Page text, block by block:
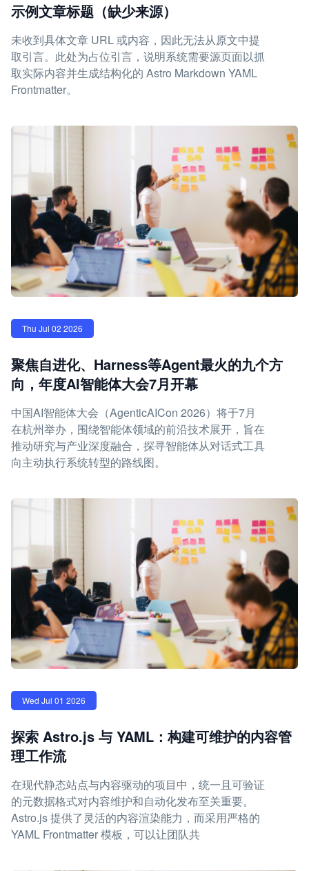
示例文章标题（缺少来源）
未收到具体文章 URL 或内容，因此无法从原文中提
取引言。此处为占位引言，说明系统需要源页面以抓
取实际内容并生成结构化的 Astro Markdown YAML
Frontmatter。
Thu Jul 02 2026
聚焦自进化、Harness等Agent最火的九个方
向，年度AI智能体大会7月开幕
中国AI智能体大会（AgenticAICon 2026）将于7月
在杭州举办，围绕智能体领域的前沿技术展开，旨在
推动研究与产业深度融合，探寻智能体从对话式工具
向主动执行系统转型的路线图。
Wed Jul 01 2026
探索 Astro.js 与 YAML：构建可维护的内容管
理工作流
在现代静态站点与内容驱动的项目中，统一且可验证
的元数据格式对内容维护和自动化发布至关重要。
Astro.js 提供了灵活的内容渲染能力，而采用严格的
YAML Frontmatter 模板，可以让团队共